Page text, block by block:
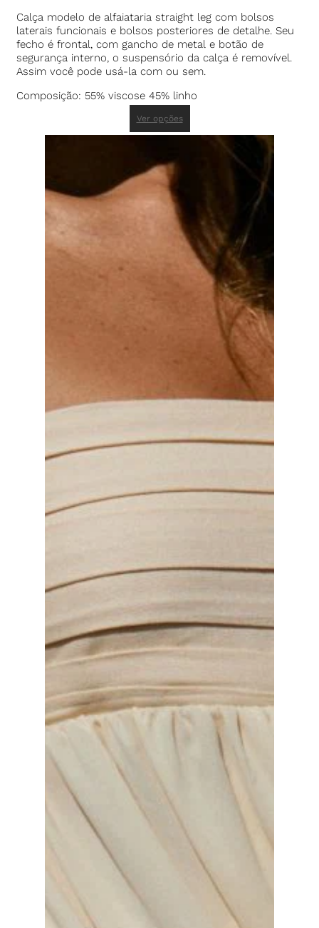
Calça modelo de alfaiataria straight leg com bolsos
laterais funcionais e bolsos posteriores de detalhe. Seu
fecho é frontal, com gancho de metal e botão de
segurança interno, o suspensório da calça é removível.
Assim você pode usá-la com ou sem.
Composição: 55% viscose 45% linho
Ver opções